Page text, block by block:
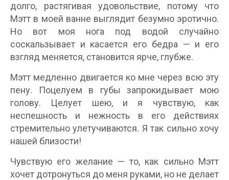
долго, растягивая удовольствие, потому что
Мэтт в моей ванне выглядит безумно эротично.
Но вот моя нога под водой случайно
соскальзывает и касается его бедра — и его
взгляд меняется, становится ярче, глубже.
Мэтт медленно двигается ко мне через всю эту
пену. Поцелуем в губы запрокидывает мою
голову. Целует шею, и я чувствую, как
неспешность и нежность в его действиях
стремительно улетучиваются. Я так сильно хочу
нашей близости!
Чувствую его желание — то, как сильно Мэтт
хочет дотронуться до меня руками, но не делает